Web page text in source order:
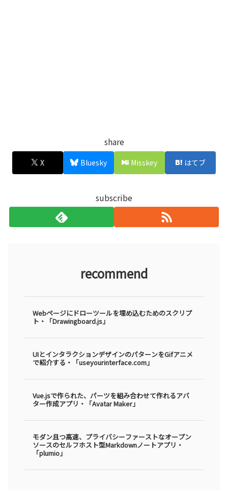
share
X Bluesky Misskey はてブ
subscribe
recommend
Webページにドローツールを埋め込むためのスクリプ
ト・「Drawingboard.js」
UIとインタラクションデザインのパターンをGifアニメ
で紹介する・「useyourinterface.com」
Vue.jsで作られた、パーツを組み合わせて作れるアバ
ター作成アプリ・「Avatar Maker」
モダン且つ高速、プライバシーファーストなオープン
ソースのセルフホスト型Markdownノートアプリ・
「plumio」